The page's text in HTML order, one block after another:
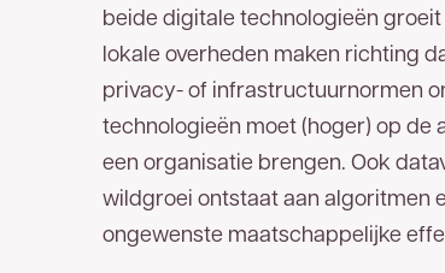
beide digitale technologieën
lokale overheden maken richting
privacy- of infrastructuurnormen
technologieën moet (hoger) op de
een organisatie brengen. Ook
wildgroei ontstaat aan algoritmen
ongewenste maatschappelijke